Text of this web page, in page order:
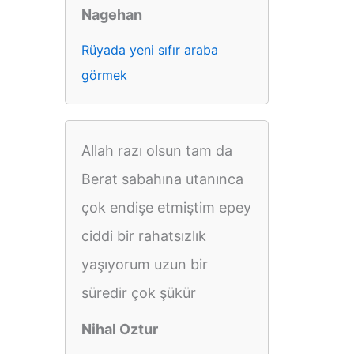
Nagehan
Rüyada yeni sıfır araba
görmek
Allah razı olsun tam da
Berat sabahına utanınca
çok endişe etmiştim epey
ciddi bir rahatsızlık
yaşıyorum uzun bir
süredir çok şükür
Nihal Oztur